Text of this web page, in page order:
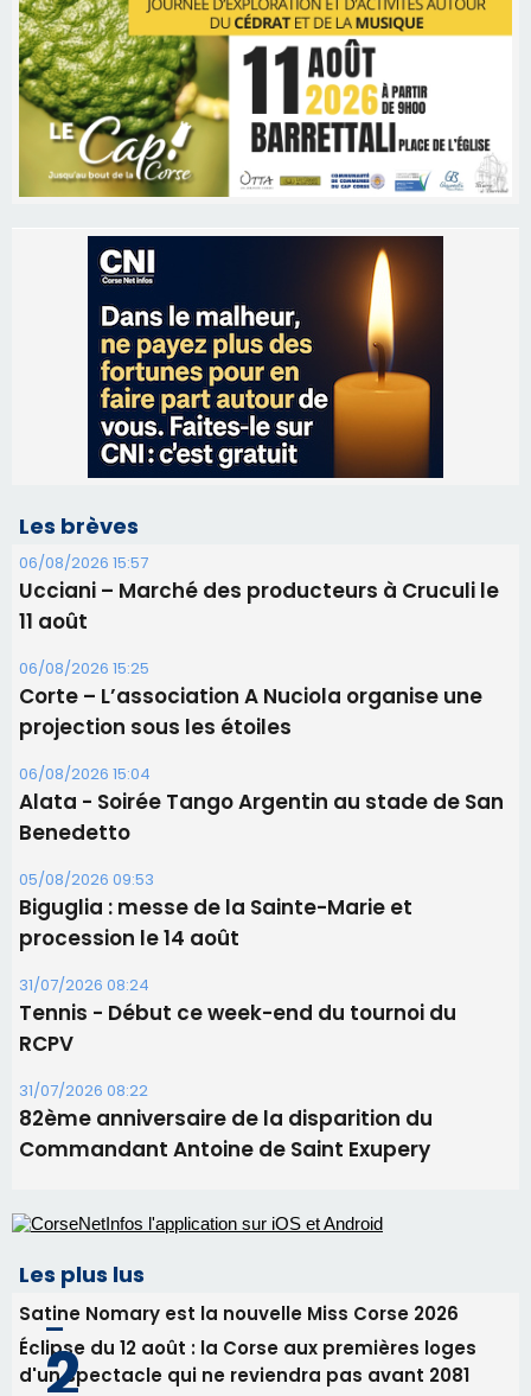
Les brèves
06/08/2026 15:57
Ucciani – Marché des producteurs à Cruculi le
06/08/2026 15:25
Corte – L’association A Nuciola organise une
06/08/2026 15:04
Alata - Soirée Tango Argentin au stade de San
Benedetto
05/08/2026 09:53
Biguglia : messe de la Sainte-Marie et
procession le 14 août
31/07/2026 08:24
Tennis - Début ce week-end du tournoi du
RCPV
31/07/2026 08:22
82ème anniversaire de la disparition du
Commandant Antoine de Saint Exupery
Les plus lus
Satine Nomary est la nouvelle Miss Corse 2026
Éclipse du 12 août : la Corse aux premières loges
d'un spectacle qui ne reviendra pas avant 2081
profiter pleinement du spectacle ?
consommation en recul dans les restaurants
La gendarmerie alerte les restaurateurs corses
face à une nouvelle escroquerie au faux vendeur de
vin